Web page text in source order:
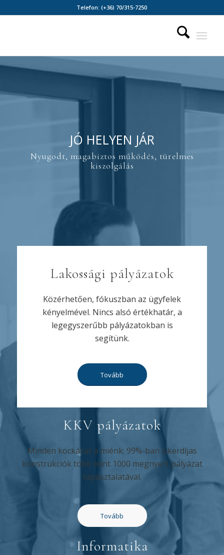
Telefon:(+36) 70/315-7250
JÓ HELYEN JÁR
Nyugodt, magabiztos működés, türelmes
kiszolgálás
Lakossági pályázatok
Közérhetően, fókuszban az ügyfelek
kényelmével. Nincs alsó értékhatár, a
legegyszerűbb pályázatokban is
segítünk.
Tovább
KKV pályázatok
Minden kockázat a miénk: 99%-ban sikerdíjas
konstrukciók több mint 1000 megnyert pályázat
tapasztalatával.
Tovább
Informatika